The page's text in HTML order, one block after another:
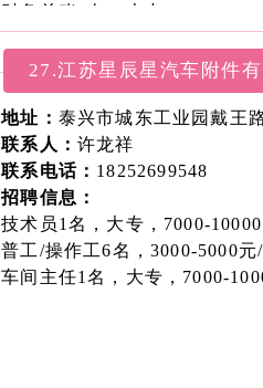
财务总账1名，大专，5000-
27.江苏星辰星汽车附件有
地址： 泰兴市城东工业园戴王
联系人： 许龙祥
联系电话： 18252699548
招聘信息：
技术员1名，大专，7000-10000
普工/操作工6名，3000-5000元/
车间主任1名，大专，7000-